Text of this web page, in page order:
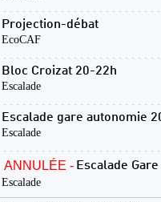
Projection-débat
EcoCAF
Bloc Croizat 20-22h
Escalade
Escalade gare autonomie
Escalade
ANNULÉE - Escalade
Escalade